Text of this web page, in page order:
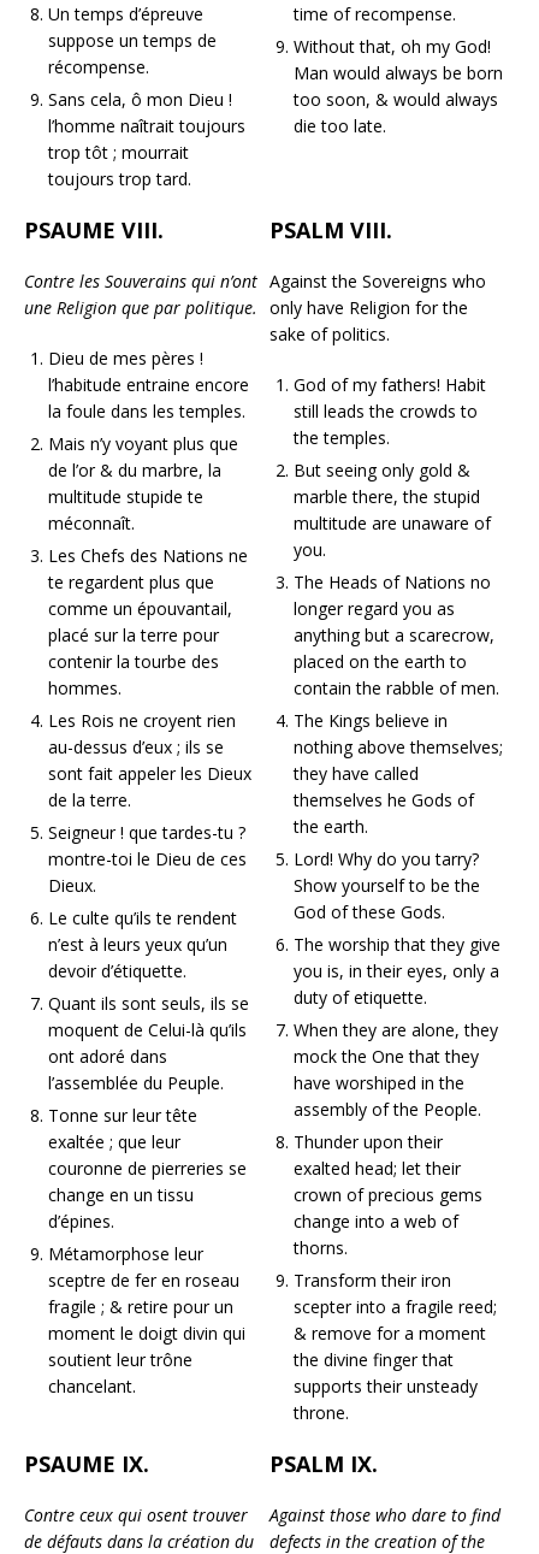
Un temps d’épreuve
suppose un temps de
récompense.
Sans cela, ô mon Dieu !
l’homme naîtrait toujours
trop tôt ; mourrait
toujours trop tard.
time of recompense.
Without that, oh my God!
Man would always be born
too soon, & would always
die too late.
PSAUME VIII.
Contre les Souverains qui n’ont
une Religion que par politique.
Dieu de mes pères !
l’habitude entraine encore
la foule dans les temples.
Mais n’y voyant plus que
de l’or & du marbre, la
multitude stupide te
méconnaît.
Les Chefs des Nations ne
te regardent plus que
comme un épouvantail,
placé sur la terre pour
contenir la tourbe des
hommes.
Les Rois ne croyent rien
au-dessus d’eux ; ils se
sont fait appeler les Dieux
de la terre.
Seigneur ! que tardes-tu ?
montre-toi le Dieu de ces
Dieux.
Le culte qu’ils te rendent
n’est à leurs yeux qu’un
devoir d’étiquette.
Quant ils sont seuls, ils se
moquent de Celui-là qu’ils
ont adoré dans
l’assemblée du Peuple.
Tonne sur leur tête
exaltée ; que leur
couronne de pierreries se
change en un tissu
d’épines.
Métamorphose leur
sceptre de fer en roseau
fragile ; & retire pour un
moment le doigt divin qui
soutient leur trône
chancelant.
PSALM VIII.
Against the Sovereigns who
only have Religion for the
sake of politics.
God of my fathers! Habit
still leads the crowds to
the temples.
But seeing only gold &
marble there, the stupid
multitude are unaware of
you.
The Heads of Nations no
longer regard you as
anything but a scarecrow,
placed on the earth to
contain the rabble of men.
The Kings believe in
nothing above themselves;
they have called
themselves he Gods of
the earth.
Lord! Why do you tarry?
Show yourself to be the
God of these Gods.
The worship that they give
you is, in their eyes, only a
duty of etiquette.
When they are alone, they
mock the One that they
have worshiped in the
assembly of the People.
Thunder upon their
exalted head; let their
crown of precious gems
change into a web of
thorns.
Transform their iron
scepter into a fragile reed;
& remove for a moment
the divine finger that
supports their unsteady
throne.
PSAUME IX.
Contre ceux qui osent trouver
de défauts dans la création du
PSALM IX.
Against those who dare to find
defects in the creation of the